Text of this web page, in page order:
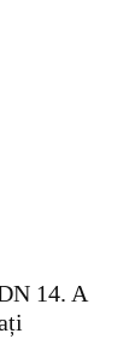
14. A